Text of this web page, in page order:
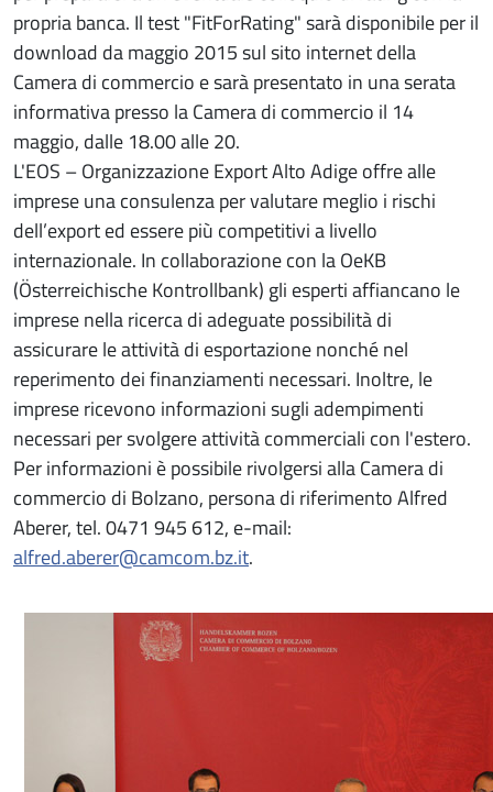
propria banca. Il test "FitForRating" sarà disponibile per il
download da maggio 2015 sul sito internet della
Camera di commercio e sarà presentato in una serata
informativa presso la Camera di commercio il 14
maggio, dalle 18.00 alle 20.
L'EOS – Organizzazione Export Alto Adige offre alle
imprese una consulenza per valutare meglio i rischi
dell’export ed essere più competitivi a livello
internazionale. In collaborazione con la OeKB
(Österreichische Kontrollbank) gli esperti affiancano le
imprese nella ricerca di adeguate possibilità di
assicurare le attività di esportazione nonché nel
reperimento dei finanziamenti necessari. Inoltre, le
imprese ricevono informazioni sugli adempimenti
necessari per svolgere attività commerciali con l'estero.
Per informazioni è possibile rivolgersi alla Camera di
commercio di Bolzano, persona di riferimento Alfred
Aberer, tel. 0471 945 612, e-mail:
alfred.aberer@camcom.bz.it.